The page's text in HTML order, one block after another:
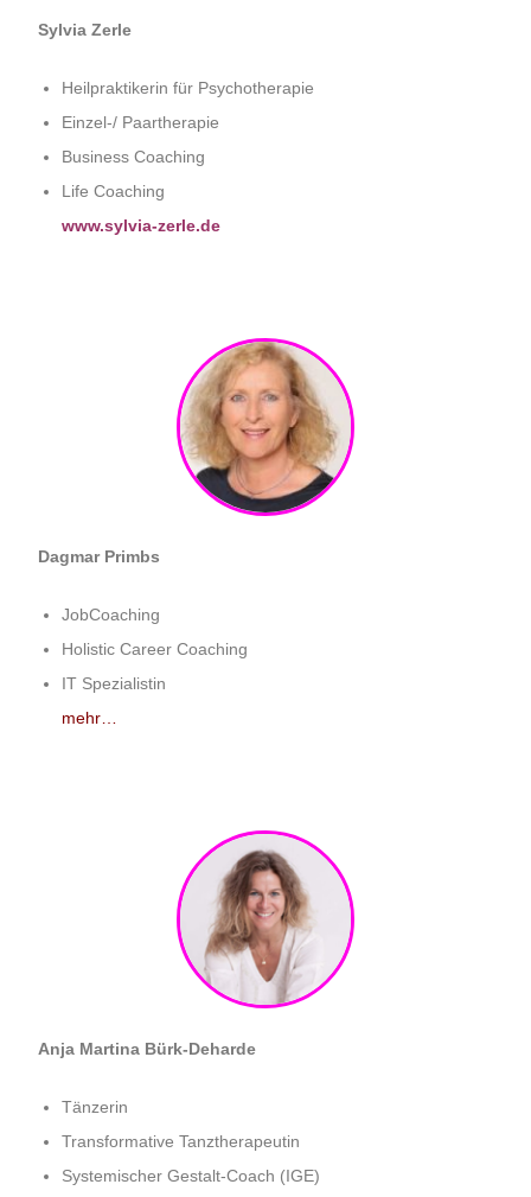
Sylvia Zerle
Heilpraktikerin für Psychotherapie
Einzel-/ Paartherapie
Business Coaching
Life Coaching
www.sylvia-zerle.de
Dagmar Primbs
JobCoaching
Holistic Career Coaching
IT Spezialistin
mehr…
Anja Martina Bürk-Deharde
Tänzerin
Transformative Tanztherapeutin
Systemischer Gestalt-Coach (IGE)